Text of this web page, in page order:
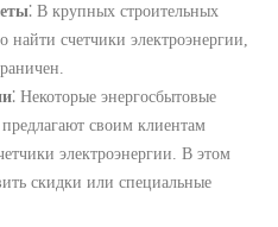
⁚ В крупных строительных
найти счетчики электроэнергии,
⁚ Некоторые энергосбытовые
своим клиентам
электроэнергии. В этом
скидки или специальные